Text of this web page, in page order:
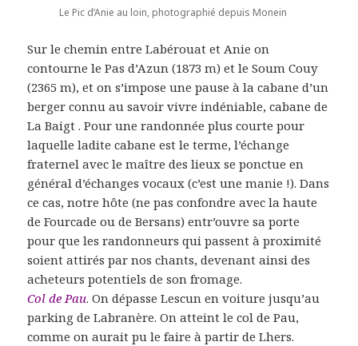
Le Pic d’Anie au loin, photographié depuis Monein
Sur le chemin entre Labérouat et Anie on
contourne le Pas d’Azun (1873 m) et le Soum Couy
(2365 m), et on s’impose une pause à la cabane d’un
berger connu au savoir vivre indéniable, cabane de
La Baigt . Pour une randonnée plus courte pour
laquelle ladite cabane est le terme, l’échange
fraternel avec le maître des lieux se ponctue en
général d’échanges vocaux (c’est une manie !). Dans
ce cas, notre hôte (ne pas confondre avec la haute
de Fourcade ou de Bersans) entr’ouvre sa porte
pour que les randonneurs qui passent à proximité
soient attirés par nos chants, devenant ainsi des
acheteurs potentiels de son fromage.
Col de Pau. On dépasse Lescun en voiture jusqu’au
parking de Labranère. On atteint le col de Pau,
comme on aurait pu le faire à partir de Lhers.